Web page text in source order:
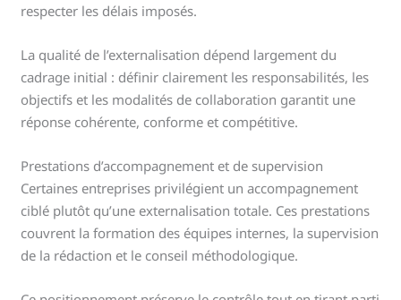
respecter les délais imposés.
La qualité de l’externalisation dépend largement du
cadrage initial : définir clairement les responsabilités, les
objectifs et les modalités de collaboration garantit une
réponse cohérente, conforme et compétitive.
Prestations d’accompagnement et de supervision
Certaines entreprises privilégient un accompagnement
ciblé plutôt qu’une externalisation totale. Ces prestations
couvrent la formation des équipes internes, la supervision
de la rédaction et le conseil méthodologique.